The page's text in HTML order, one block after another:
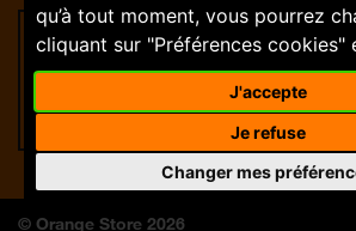
qu’à tout moment, vous pourrez
cliquant sur "Préférences cookies"
J'accepte
Je refuse
Changer mes
Suivez-nous
© Orange Store 2026